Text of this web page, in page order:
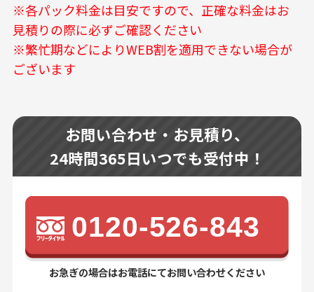
※各パック料金は目安ですので、正確な料金はお
見積りの際に必ずご確認ください
※繁忙期などによりWEB割を適用できない場合が
ございます
お問い合わせ・お見積り、
24時間365日いつでも受付中！
0120-526-843
お急ぎの場合はお電話にてお問い合わせください